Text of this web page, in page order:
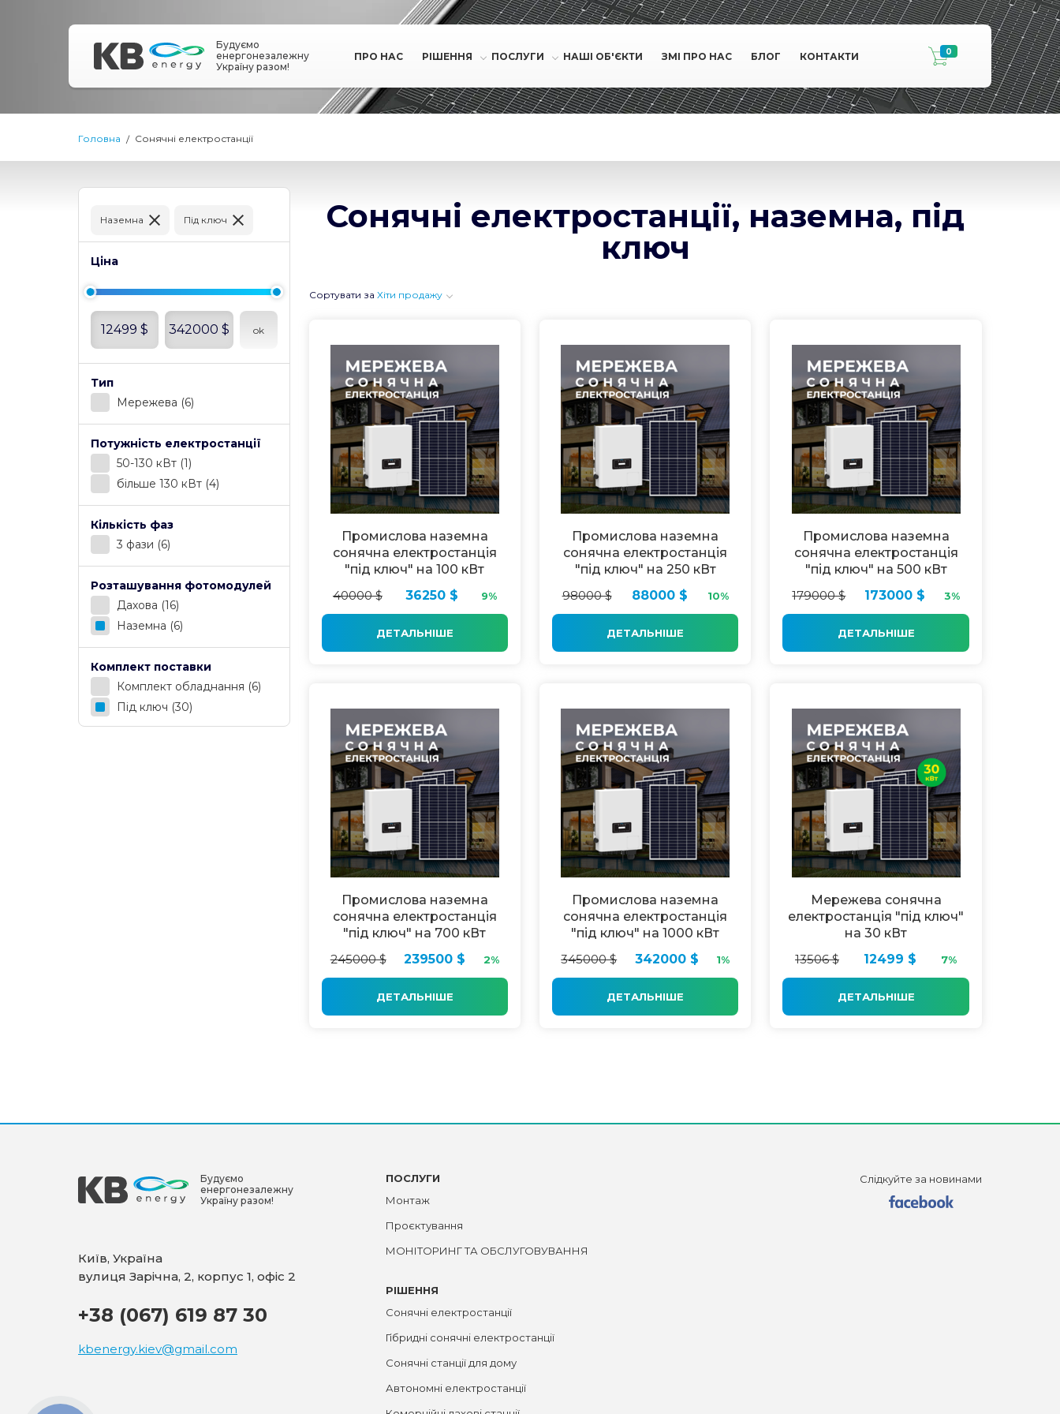
Будуємо
енергонезалежну
Україну разом!
ПРО НАС РІШЕННЯ ПОСЛУГИ НАШІ ОБ'ЄКТИ ЗМІ ПРО НАС БЛОГ КОНТАКТИ 0
Головна Сонячні електростанції
Наземна Під ключ
Ціна
12499 $ 342000 $ ok
Тип
Мережева (6)
Потужність електростанції
50-130 кВт (1)
більше 130 кВт (4)
Кількість фаз
3 фази (6)
Розташування фотомодулей
Дахова (16)
Наземна (6)
Комплект поставки
Комплект обладнання (6)
Під ключ (30)
Сонячні електростанції, наземна, під
ключ
Сортувати за Хіти продажу
Промислова наземна
сонячна електростанція
"під ключ" на 100 кВт
40000 $
36250 $ 9%
ДЕТАЛЬНІШЕ
Промислова наземна
сонячна електростанція
"під ключ" на 250 кВт
98000 $
88000 $ 10%
ДЕТАЛЬНІШЕ
Промислова наземна
сонячна електростанція
"під ключ" на 500 кВт
179000 $
173000 $ 3%
ДЕТАЛЬНІШЕ
Промислова наземна
сонячна електростанція
"під ключ" на 700 кВт
245000 $
239500 $ 2%
ДЕТАЛЬНІШЕ
Промислова наземна
сонячна електростанція
"під ключ" на 1000 кВт
345000 $
342000 $ 1%
ДЕТАЛЬНІШЕ
Мережева сонячна
електростанція "під ключ"
на 30 кВт
13506 $
12499 $ 7%
ДЕТАЛЬНІШЕ
Будуємо
енергонезалежну
Україну разом!
Київ, Україна
вулиця Зарічна, 2, корпус 1, офіс 2
+38 (067) 619 87 30
kbenergy.kiev@gmail.com
ПОСЛУГИ
Монтаж
Проєктування
МОНІТОРИНГ ТА ОБСЛУГОВУВАННЯ
РІШЕННЯ
Сонячні електростанції
Гібридні сонячні електростанції
Сонячні станції для дому
Автономні електростанції
Слідкуйте за новинами